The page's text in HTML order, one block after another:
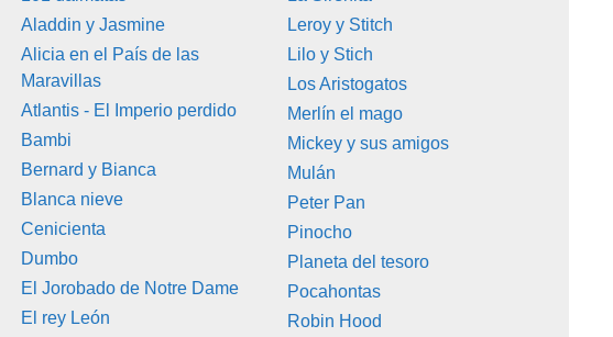
Aladdin y Jasmine
Alicia en el País de las
Maravillas
Atlantis - El Imperio perdido
Bambi
Bernard y Bianca
Blanca nieve
Cenicienta
Dumbo
El Jorobado de Notre Dame
El rey León
Leroy y Stitch
Lilo y Stich
Los Aristogatos
Merlín el mago
Mickey y sus amigos
Mulán
Peter Pan
Pinocho
Planeta del tesoro
Pocahontas
Robin Hood